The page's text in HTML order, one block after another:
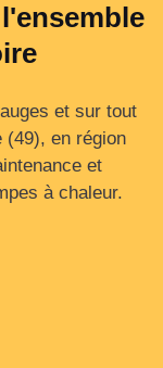
et sur tout
(49), en région
et
à chaleur.